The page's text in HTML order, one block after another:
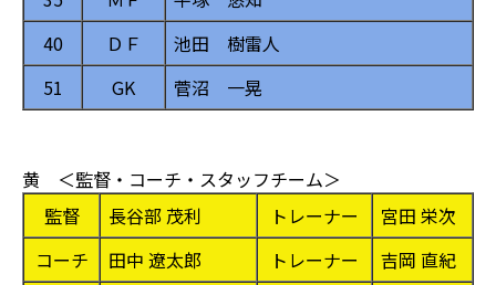
40
ＤＦ
池田 樹雷人
51
GK 菅沼 一晃
黄 ＜監督・コーチ・スタッフチーム＞
監督
長谷部 茂利 トレーナー
宮田 栄次
コーチ
田中 遼太郎 トレーナー
吉岡 直紀